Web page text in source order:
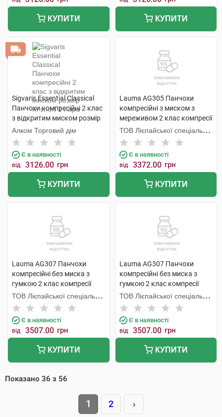
КУПИТИ КУПИТИ
Sigvaris Essential Classical
Панчохи компресійні 2 клас
з відкритим миском розмір
М short 1 пара
Алком Торговий дім
Є в наявності
від 3126.00 грн
КУПИТИ
Lauma AG305 Панчохи
компресійні з миском з
мереживом 2 клас компресії
колір натуральний розмір 4
1 пара
ТОВ Лієпайської спеціальної
економічної зони Лаума
Медікал,
Є в наявності
від 3372.00 грн
КУПИТИ
Lauma AG307 Панчохи
компресійні без миска з
гумкою 2 клас компресії
колір натуральний розмір 4D
1 пара
ТОВ Лієпайської спеціальної
економічної зони Лаума
Медікал,
Є в наявності
від 3507.00 грн
КУПИТИ
Lauma AG307 Панчохи
компресійні без миска з
гумкою 2 клас компресії
колір натуральний розмір 3D
1 пара
ТОВ Лієпайської спеціальної
економічної зони Лаума
Медікал,
Є в наявності
від 3507.00 грн
КУПИТИ
Показано 36 з 56
1 2 ›